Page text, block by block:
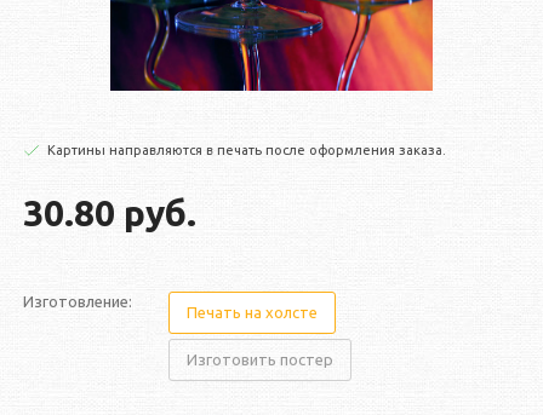
Картины направляются в печать после оформления заказа.
30.80 руб.
Изготовление:
Печать на холсте
Изготовить постер